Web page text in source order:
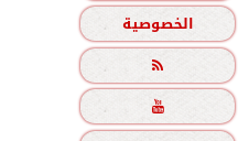
الخصوصية

